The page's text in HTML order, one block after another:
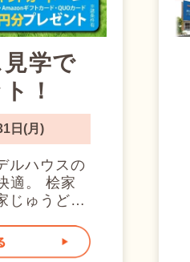
学で
！
日(月)
桧家
きを、ぜひ